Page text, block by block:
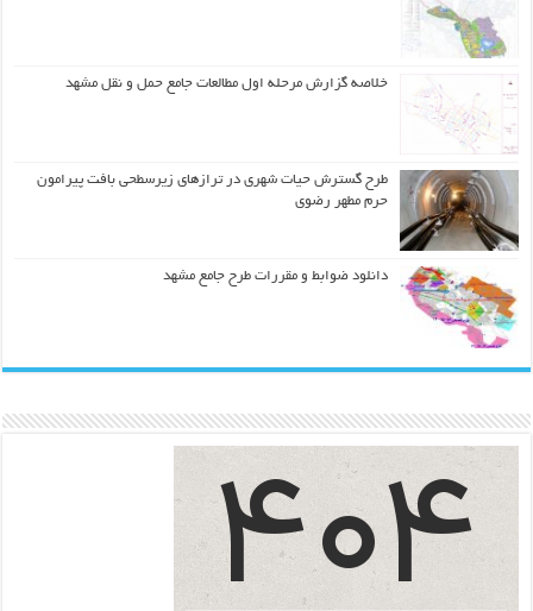
خلاصه گزارش مرحله اول مطالعات جامع حمل و نقل مشهد
طرح گسترش حیات شهري در ترازهاي زیرسطحی بافت پیرامون
حرم مطهر رضوي
دانلود ضوابط و مقررات طرح جامع مشهد